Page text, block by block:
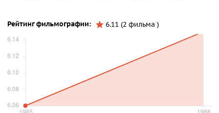
Рейтинг фильмографии: 6.11 (2 фильма )